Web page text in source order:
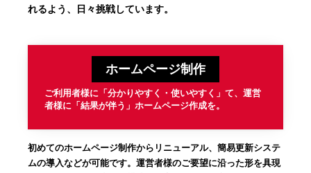
れるよう、日々挑戦しています。
ホームページ制作
ご利用者様に「分かりやすく・使いやすく」て、運営
者様に「結果が伴う」ホームページ作成を。
初めてのホームページ制作からリニューアル、簡易更新システ
ムの導入などが可能です。運営者様のご要望に沿った形を具現